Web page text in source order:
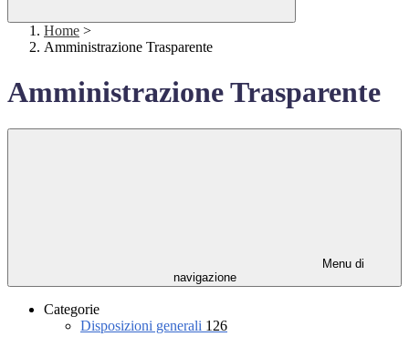
Home >
Amministrazione Trasparente
Amministrazione Trasparente
Menu di
navigazione
Categorie
Disposizioni generali 126